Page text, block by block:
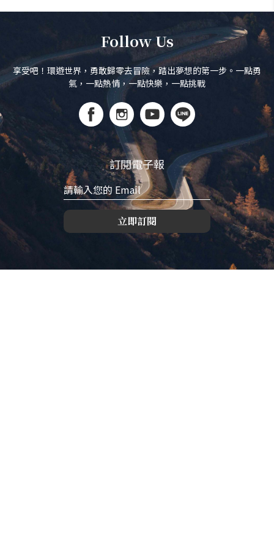
Follow Us
享受吧！環遊世界，勇敢歸零去冒險，踏出夢想的第一步。一點勇
氣，一點熱情，一點快樂，一點挑戰
訂閱電子報
立即訂閱